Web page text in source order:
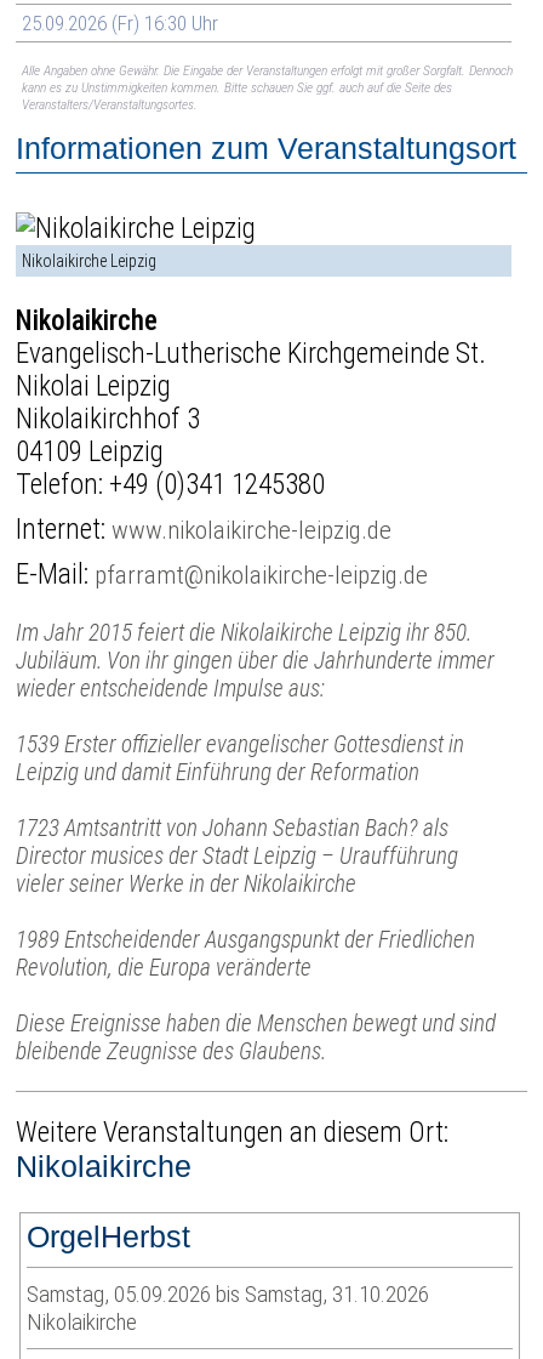
25.09.2026 (Fr) 16:30 Uhr
Alle Angaben ohne Gewähr. Die Eingabe der Veranstaltungen erfolgt mit großer Sorgfalt. Dennoch
kann es zu Unstimmigkeiten kommen. Bitte schauen Sie ggf. auch auf die Seite des
Veranstalters/Veranstaltungsortes.
Informationen zum Veranstaltungsort
Nikolaikirche Leipzig
Nikolaikirche
Evangelisch-Lutherische Kirchgemeinde St.
Nikolai Leipzig
Nikolaikirchhof 3
04109 Leipzig
Telefon: +49 (0)341 1245380
Internet:www.nikolaikirche-leipzig.de
E-Mail: pfarramt@nikolaikirche-leipzig.de
Im Jahr 2015 feiert die Nikolaikirche Leipzig ihr 850.
Jubiläum. Von ihr gingen über die Jahrhunderte immer
wieder entscheidende Impulse aus:
1539 Erster offizieller evangelischer Gottesdienst in
Leipzig und damit Einführung der Reformation
1723 Amtsantritt von Johann Sebastian Bach? als
Director musices der Stadt Leipzig – Uraufführung
vieler seiner Werke in der Nikolaikirche
1989 Entscheidender Ausgangspunkt der Friedlichen
Revolution, die Europa veränderte
Diese Ereignisse haben die Menschen bewegt und sind
bleibende Zeugnisse des Glaubens.
Weitere Veranstaltungen an diesem Ort:
Nikolaikirche
OrgelHerbst
Samstag, 05.09.2026 bis Samstag, 31.10.2026
Nikolaikirche